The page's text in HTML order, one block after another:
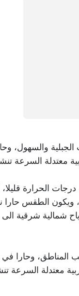
والسهول،
معتدلة السرعة
درجات الحرارة
من السنة بنحو 3-4 درجات مئوية،
شمالية شرقية
وحارا في
معتدلة السرعة